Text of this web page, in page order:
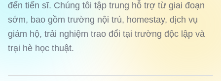
đến tiến sĩ. Chúng tôi tập trung hỗ trợ từ giai đoạn
sớm, bao gồm trường nội trú, homestay, dịch vụ
giám hộ, trải nghiệm trao đổi tại trường độc lập và
trại hè học thuật.